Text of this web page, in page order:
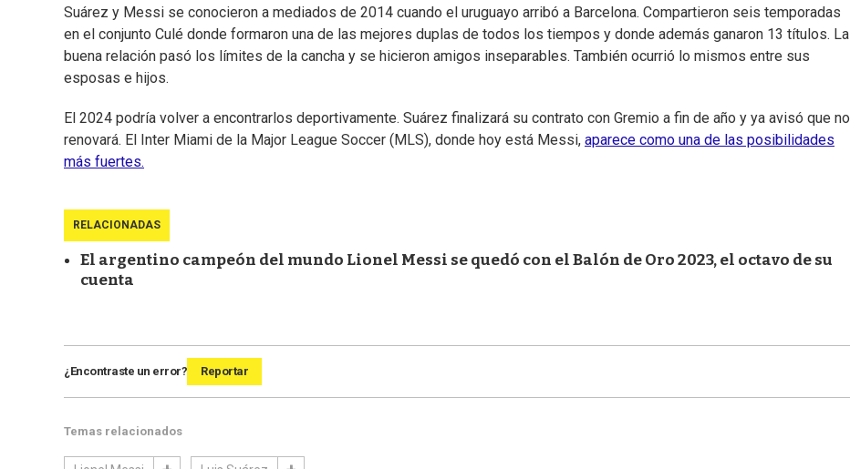
Suárez y Messi se conocieron a mediados de 2014 cuando el uruguayo arribó a Barcelona. Compartieron seis temporadas
en el conjunto Culé donde formaron una de las mejores duplas de todos los tiempos y donde además ganaron 13 títulos. La
buena relación pasó los límites de la cancha y se hicieron amigos inseparables. También ocurrió lo mismos entre sus
esposas e hijos.
El 2024 podría volver a encontrarlos deportivamente. Suárez finalizará su contrato con Gremio a fin de año y ya avisó que no
renovará. El Inter Miami de la Major League Soccer (MLS), donde hoy está Messi, aparece como una de las posibilidades
más fuertes.
RELACIONADAS
El argentino campeón del mundo Lionel Messi se quedó con el Balón de Oro 2023, el octavo de su
cuenta
¿Encontraste un error? Reportar
Temas relacionados